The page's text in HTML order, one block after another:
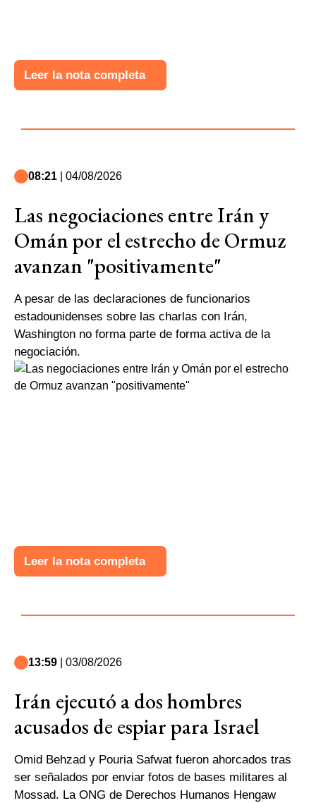
Leer la nota completa
08:21 | 04/08/2026
Las negociaciones entre Irán y
Omán por el estrecho de Ormuz
avanzan "positivamente"
A pesar de las declaraciones de funcionarios
estadounidenses sobre las charlas con Irán,
Washington no forma parte de forma activa de la
negociación.
Leer la nota completa
13:59 | 03/08/2026
Irán ejecutó a dos hombres
acusados de espiar para Israel
Omid Behzad y Pouria Safwat fueron ahorcados tras
ser señalados por enviar fotos de bases militares al
Mossad. La ONG de Derechos Humanos Hengaw